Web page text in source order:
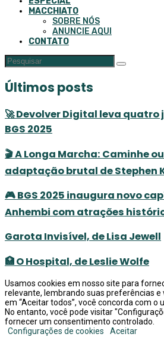
MACCHIATO
SOBRE NÓS
ANUNCIE AQUI
CONTATO
Últimos posts
🚀 Devolver Digital leva
BGS 2025
🎬 A Longa Marcha: Caminhe
adaptação brutal de Stephen
🎮 BGS 2025 inaugura novo
Anhembi com atrações
Garota Invisível, de Lisa Jewell
🏥 O Hospital, de Leslie Wolfe
Usamos cookies em nosso site para
relevante, lembrando suas preferências e
em “Aceitar todos”, você concorda com o
No entanto, você pode visitar
fornecer um consentimento controlado.
Configurações de cookies
Aceitar